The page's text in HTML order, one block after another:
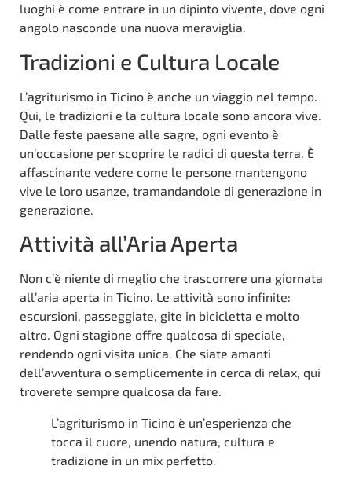
luoghi è come entrare in un dipinto vivente, dove ogni
angolo nasconde una nuova meraviglia.
Tradizioni e Cultura Locale
L’agriturismo in Ticino è anche un viaggio nel tempo.
Qui, le tradizioni e la cultura locale sono ancora vive.
Dalle feste paesane alle sagre, ogni evento è
un’occasione per scoprire le radici di questa terra. È
affascinante vedere come le persone mantengono
vive le loro usanze, tramandandole di generazione in
generazione.
Attività all’Aria Aperta
Non c’è niente di meglio che trascorrere una giornata
all’aria aperta in Ticino. Le attività sono infinite:
escursioni, passeggiate, gite in bicicletta e molto
altro. Ogni stagione offre qualcosa di speciale,
rendendo ogni visita unica. Che siate amanti
dell’avventura o semplicemente in cerca di relax, qui
troverete sempre qualcosa da fare.
L’agriturismo in Ticino è un’esperienza che
tocca il cuore, unendo natura, cultura e
tradizione in un mix perfetto.